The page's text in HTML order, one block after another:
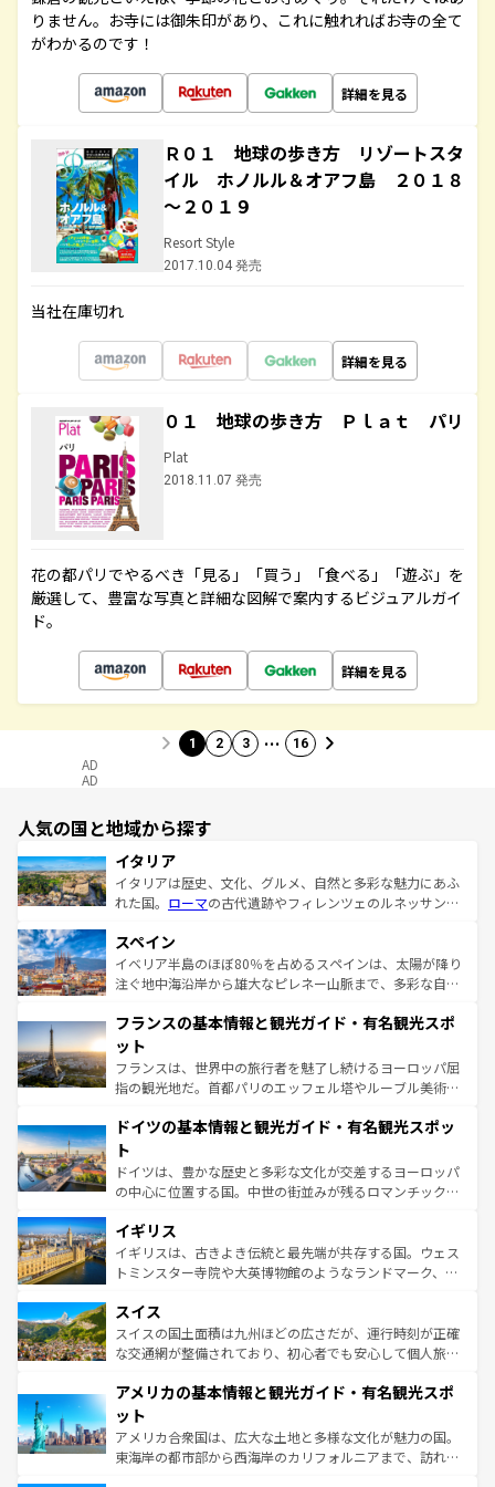
りません。お寺には御朱印があり、これに触れればお寺の全て
がわかるのです！
詳細を見る
Ｒ０１ 地球の歩き方 リゾートスタ
イル ホノルル＆オアフ島 ２０１８
～２０１９
Resort Style
2017.10.04 発売
当社在庫切れ
詳細を見る
０１ 地球の歩き方 Ｐｌａｔ パリ
Plat
2018.11.07 発売
花の都パリでやるべき「見る」「買う」「食べる」「遊ぶ」を
厳選して、豊富な写真と詳細な図解で案内するビジュアルガイ
ド。
詳細を見る
1 2 3 … 16
AD
AD
人気の国と地域から探す
イタリア
イタリアは歴史、文化、グルメ、自然と多彩な魅力にあふ
れた国。 ローマの古代遺跡やフィレンツェのルネッサンス
ろん、トスカーナの美しい田園風景やアマルフィ海岸の絶
景など、自然景観も見逃せない。観光の合間には、本場の
ピザやパスタなど、絶品のイタリア料理を堪能することも
ませてくれるイタリアで、忘れられない旅をしてみよう！
なお、新着のイタリア情報は
しい。
スペイン
イベリア半島のほぼ80％を占めるスペインは、太陽が降り
注ぐ地中海沿岸から雄大なピレネー山脈まで、多彩な自然
文化が根付くこの国では、情熱的なフラメンコ、熱気あふ
れる闘牛、そして美味しいタパスが生活の一部となってい
る。首都マドリードの洗練された雰囲気や、バルセロナの
アートに溢れた街角から、地方では古代ローマ遺跡や中世
せる。地方によって風土や気候が異なるスペインはその個
ンテンツ一覧 を参照してほしい。
フランスの基本情報と観光ガイド・有名観光スポ
ット
フランスは、世界中の旅行者を魅了し続けるヨーロッパ屈
指の観光地だ。首都パリのエッフェル塔やルーブル美術館
で、幅広い魅力が詰まっている。華麗な宮殿、歴史的な大
聖堂、美しいビーチ、そして豊かな自然が、訪れる者を心
から魅了する。また、フランスは美食の国としても知ら
れ、フランス料理はユネスコ無形文化遺産にも登録されて
香り高いラベンダー畑など、多彩な楽しみ方が可能だ。さ
らに、パリ以外の地域にも魅力が溢れており、どの街角に
も豊かな歴史と文化が息づいている。パリ以外の個性あふ
を参照してほしい。
ドイツの基本情報と観光ガイド・有名観光スポッ
ト
ドイツは、豊かな歴史と多彩な文化が交差するヨーロッパ
の中心に位置する国。中世の街並みが残るロマンチック街
顔を持つこの国は、どこを歩いても飽きることがない。ベ
ルリンの文化的活気、バイエルン州のアルプスの絶景、そ
してライン川沿いのワイン畑といった風景は必見。ビール
は、お酒好きな人にはぜひ体験してほしい。 なお、新着の
ドイツ情報はコンテンツ一覧を参照してほしい。
イギリス
イギリスは、古きよき伝統と最先端が共存する国。ウェス
トミンスター寺院や大英博物館のようなランドマーク、歴
リアごとに異なる魅力がある。また、優雅なアフタヌーン
ティー、ビール好きにはたまらない英国パブ、サッカー観
戦など、本場だからこそできる体験も豊富。イギリスを旅
ンツ一覧を参照してほしい。
スイス
スイスの国土面積は九州ほどの広さだが、運行時刻が正確
な交通網が整備されており、初心者でも安心して個人旅行
の建物がそのまま残る町や、スイスならではのユニークな
博物館もあり、アルプス観光だけでなく町歩きも満喫する
ことができる。国民の所得が高いため物価も高いが、旅行
者向けの交通パス提供のサービスもあり、うまく活用すれ
アメリカの基本情報と観光ガイド・有名観光スポ
ット
アメリカ合衆国は、広大な土地と多様な文化が魅力の国。
東海岸の都市部から西海岸のカリフォルニアまで、訪れる